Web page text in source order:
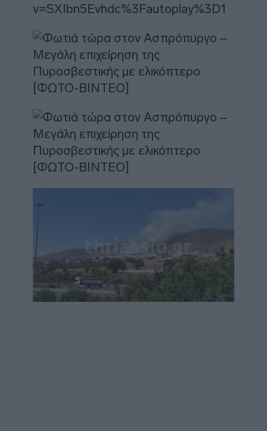
v=SXIbn5Evhdc%3Fautoplay%3D1